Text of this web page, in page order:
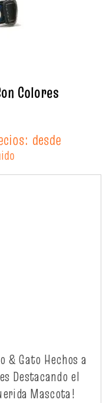
Colores
desde
& Gato Hechos a
Destacando el
Mascota!